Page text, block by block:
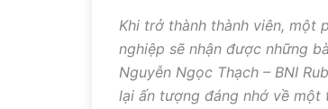
Khi trở thành thành viên, một
nghiệp sẽ nhận được những
Nguyễn Ngọc Thạch – BNI
lại ấn tượng đáng nhớ về một